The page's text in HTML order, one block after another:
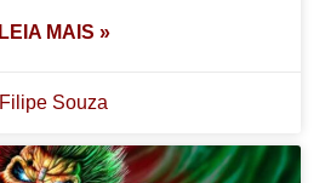
LEIA MAIS »
Filipe Souza